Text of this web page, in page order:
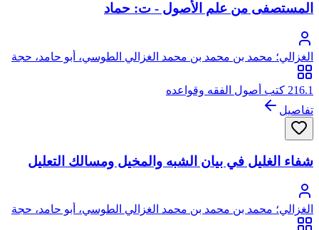
المستصفى من علم الأصول - ت: حماد
الغزالي؛ محمد بن محمد بن محمد الغزالي الطوسي، أبو حامد، حجة
الإسلام
216.1 كتب أصول الفقه وقواعده
تفاصيل
شفاء الغليل في بيان الشبه والمخيل ومسالك التعليل
الغزالي؛ محمد بن محمد بن محمد الغزالي الطوسي، أبو حامد، حجة
الإسلام